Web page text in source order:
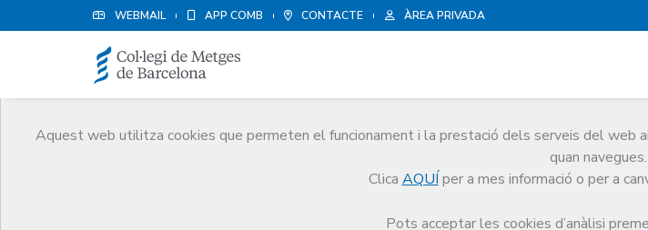
WEBMAIL APP COMB CONTACTE ÀREA PRIVADA
Aquest web utilitza cookies que permeten el funcionament i la prestació dels serveis del web
quan navegues.
Clica AQUÍ per a mes informació o per a
Pots acceptar les cookies d’anàlisi
Guardonat Edició 2008